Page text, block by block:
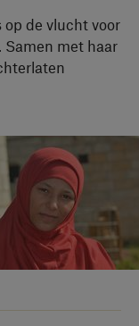
op de vlucht voor
Samen met haar